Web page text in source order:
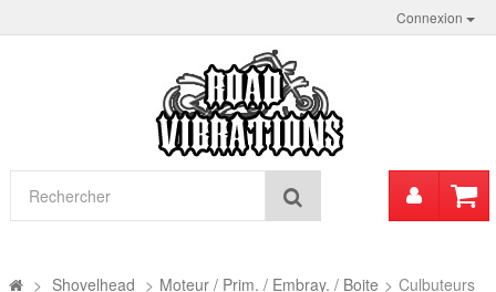
Connexion
Mon
> Shovelhead > Moteur / Prim. / Embray. / Boite > Culbuteurs